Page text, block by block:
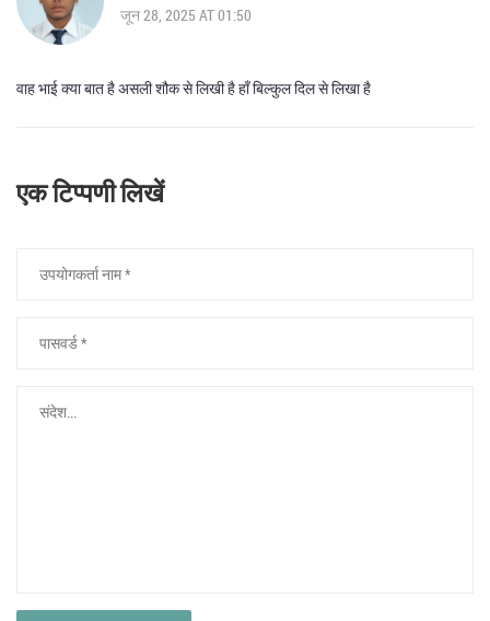
जून 28, 2025 AT 01:50
वाह भाई क्या बात है असली शौक से लिखी है हाँ बिल्कुल दिल से लिखा है
एक टिप्पणी लिखें